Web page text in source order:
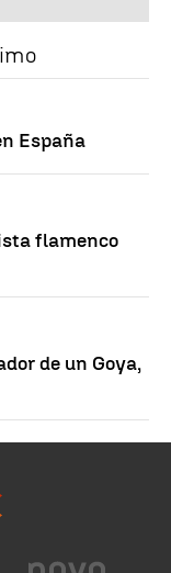
España
flamenco
de un Goya,